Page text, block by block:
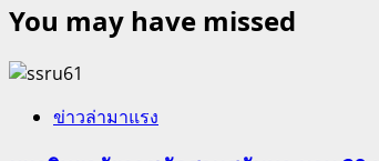
You may have missed
ข่าวล่ามาแรง